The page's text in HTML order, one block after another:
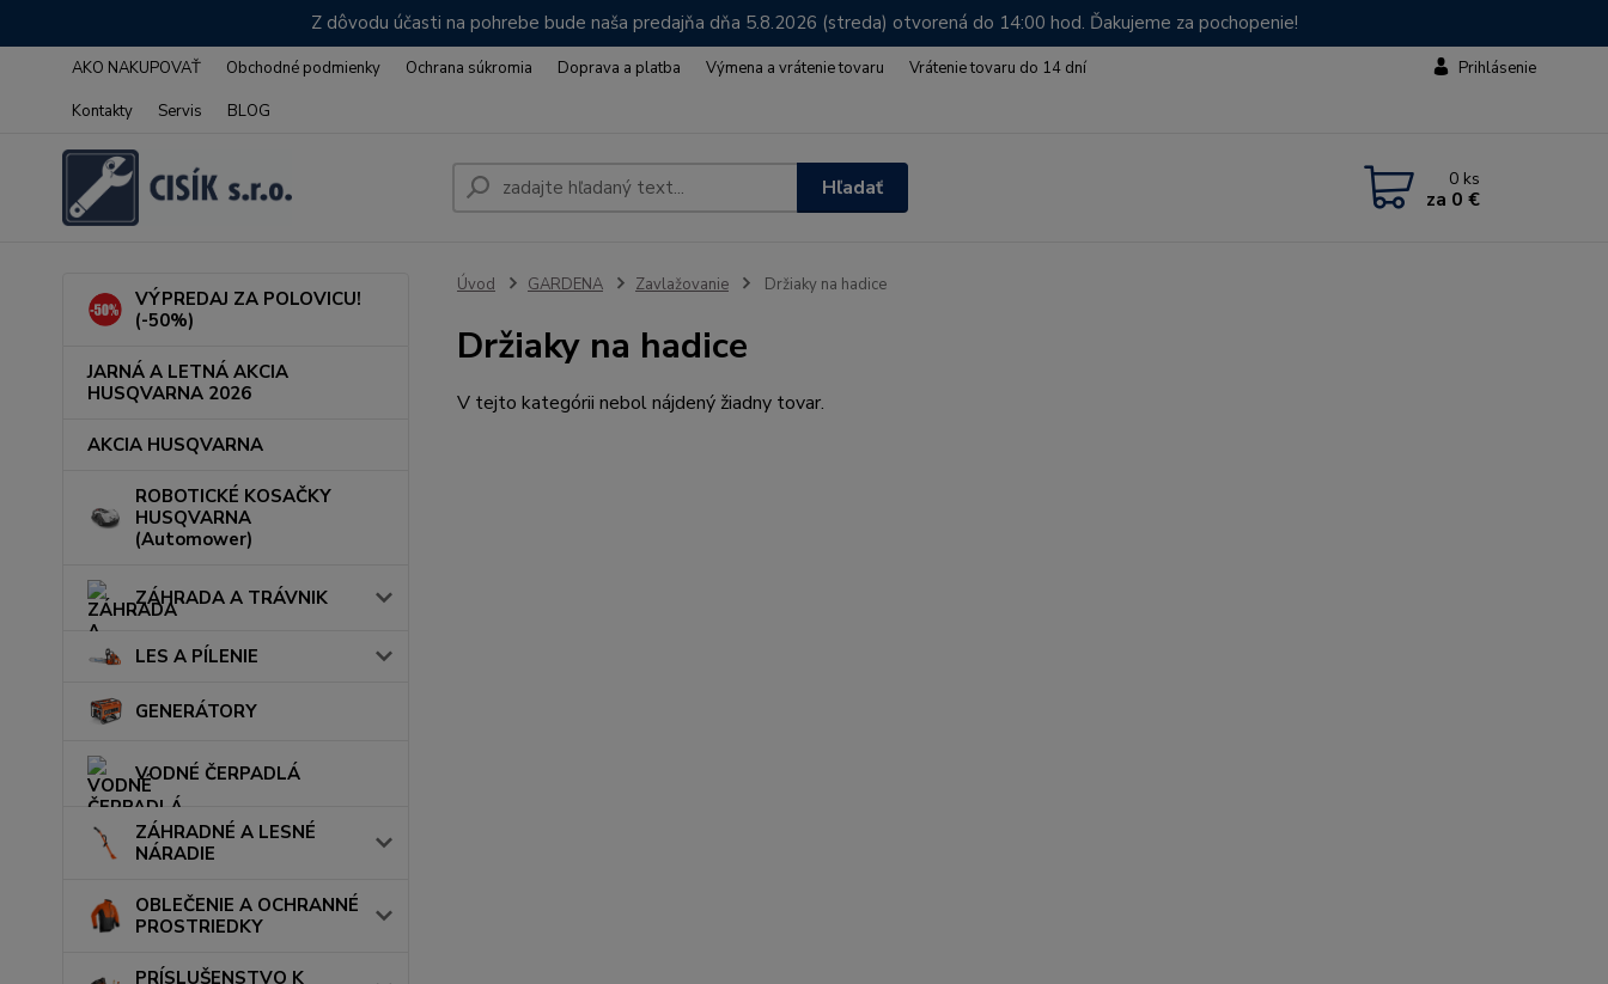
Z dôvodu účasti na pohrebe bude naša predajňa dňa 5.8.2026 (streda) otvorená do 14:00 hod. Ďakujeme za pochopenie!
AKO NAKUPOVAŤ Obchodné podmienky Ochrana súkromia Doprava a platba Výmena a vrátenie tovaru
Vrátenie tovaru do 14 dní
Kontakty
Servis BLOG
Prihlásenie
Hľadať 0 ks
za 0 €
VÝPREDAJ ZA POLOVICU!
(-50%)
JARNÁ A LETNÁ AKCIA
HUSQVARNA 2026
AKCIA HUSQVARNA
ROBOTICKÉ KOSAČKY
HUSQVARNA
(Automower)
ZÁHRADA A TRÁVNIK
LES A PÍLENIE
GENERÁTORY
VODNÉ ČERPADLÁ
ZÁHRADNÉ A LESNÉ
NÁRADIE
OBLEČENIE A OCHRANNÉ
PROSTRIEDKY
PRÍSLUŠENSTVO K
Úvod GARDENA Zavlažovanie Držiaky na hadice
Držiaky na hadice
V tejto kategórii nebol nájdený žiadny tovar.